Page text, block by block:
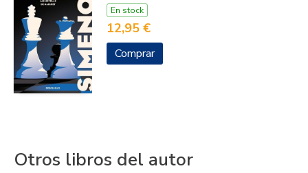
En stock
12,95 €
Comprar
Otros libros del autor